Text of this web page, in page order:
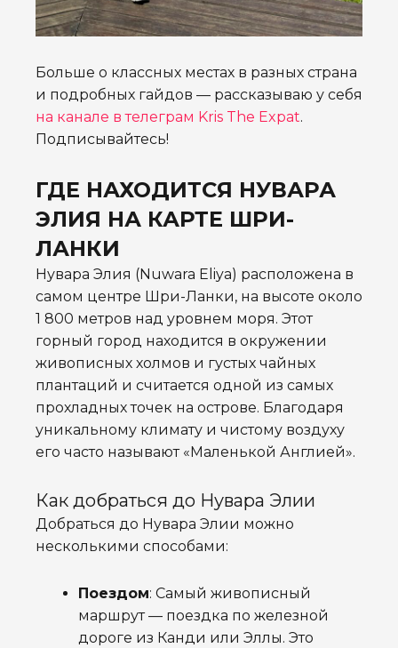
Больше о классных местах в разных страна
и подробных гайдов — рассказываю у себя
на канале в телеграм Kris The Expat.
Подписывайтесь!
ГДЕ НАХОДИТСЯ НУВАРА
ЭЛИЯ НА КАРТЕ ШРИ-
ЛАНКИ
Нувара Элия (Nuwara Eliya) расположена в
самом центре Шри-Ланки, на высоте около
1 800 метров над уровнем моря. Этот
горный город находится в окружении
живописных холмов и густых чайных
плантаций и считается одной из самых
прохладных точек на острове. Благодаря
уникальному климату и чистому воздуху
его часто называют «Маленькой Англией».
Как добраться до Нувара Элии
Добраться до Нувара Элии можно
несколькими способами:
Поездом: Самый живописный
маршрут — поездка по железной
дороге из Канди или Эллы. Это